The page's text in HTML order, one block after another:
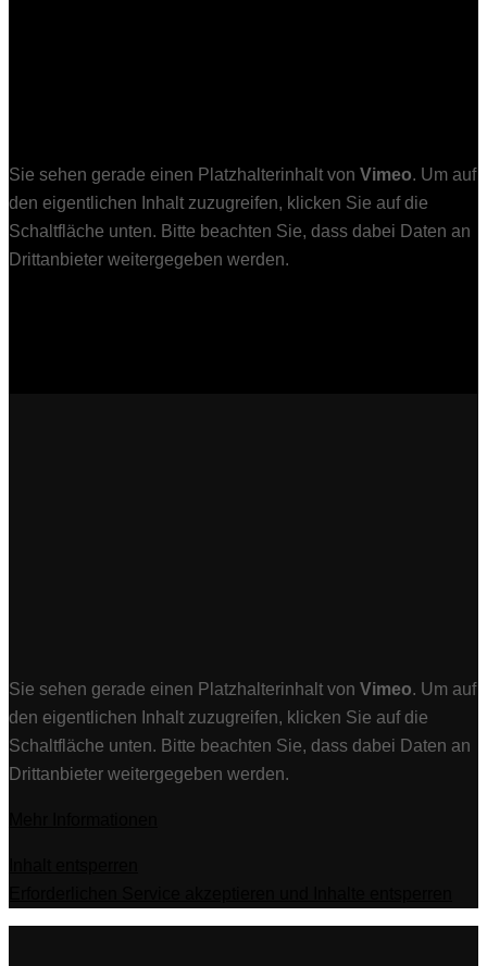
Sie sehen gerade einen Platzhalterinhalt von Vimeo. Um auf
den eigentlichen Inhalt zuzugreifen, klicken Sie auf die
Schaltfläche unten. Bitte beachten Sie, dass dabei Daten an
Drittanbieter weitergegeben werden.
Sie sehen gerade einen Platzhalterinhalt von Vimeo. Um auf
den eigentlichen Inhalt zuzugreifen, klicken Sie auf die
Schaltfläche unten. Bitte beachten Sie, dass dabei Daten an
Drittanbieter weitergegeben werden.